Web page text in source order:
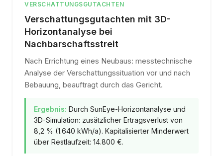
VERSCHATTUNGSGUTACHTEN
Verschattungsgutachten mit 3D-
Horizontanalyse bei
Nachbarschaftsstreit
Nach Errichtung eines Neubaus: messtechnische
Analyse der Verschattungssituation vor und nach
Bebauung, beauftragt durch das Gericht.
Ergebnis: Durch SunEye-Horizontanalyse und
3D-Simulation: zusätzlicher Ertragsverlust von
8,2 % (1.640 kWh/a). Kapitalisierter Minderwert
über Restlaufzeit: 14.800 €.